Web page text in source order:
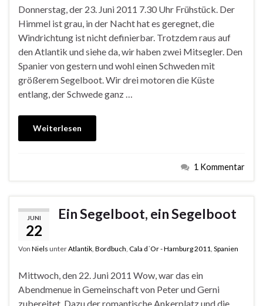
Donnerstag, der 23. Juni 2011 7.30 Uhr Frühstück. Der
Himmel ist grau, in der Nacht hat es geregnet, die
Windrichtung ist nicht definierbar. Trotzdem raus auf
den Atlantik und siehe da, wir haben zwei Mitsegler. Den
Spanier von gestern und wohl einen Schweden mit
größerem Segelboot. Wir drei motoren die Küste
entlang, der Schwede ganz …
Weiterlesen
1 Kommentar
JUNI
22
Ein Segelboot, ein Segelboot
Von Niels unterAtlantik Bordbuch Cala d´Or - Hamburg 2011 Spanien
Mittwoch, den 22. Juni 2011 Wow, war das ein
Abendmenue in Gemeinschaft von Peter und Gerni
zubereitet. Dazu der romantische Ankerplatz und die